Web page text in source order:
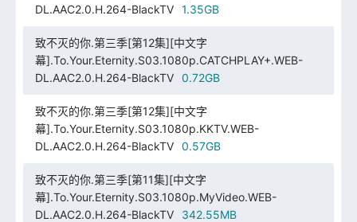
DL.AAC2.0.H.264-BlackTV
1.35GB
致不灭的你.第三季[第12集][中文字
幕].To.Your.Eternity.S03.1080p.CATCHPLAY+.WEB-
DL.AAC2.0.H.264-BlackTV
0.72GB
致不灭的你.第三季[第12集][中文字
幕].To.Your.Eternity.S03.1080p.KKTV.WEB-
DL.AAC2.0.H.264-BlackTV
0.57GB
致不灭的你.第三季[第11集][中文字
幕].To.Your.Eternity.S03.1080p.MyVideo.WEB-
DL.AAC2.0.H.264-BlackTV
342.55MB